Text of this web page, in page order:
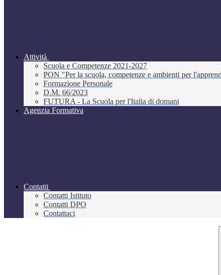
Attività
Scuola e Competenze 2021-2027
PON "Per la scuola, competenze e ambienti per
Formazione Personale
D.M. 66/2023
FUTURA - La Scuola per l'Italia di domani
Agenzia Formativa
Contatti
Contatti Istituto
Contatti DPO
Contattaci